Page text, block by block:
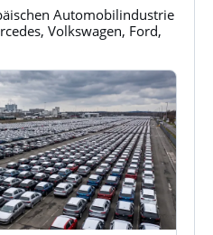
Automobilindustrie
Volkswagen, Ford,